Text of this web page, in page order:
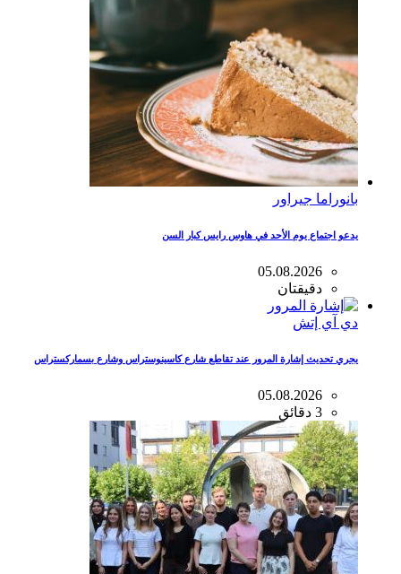
بانوراما جيراور
يدعو اجتماع يوم الأحد في هاوس رايس كبار السن
05.08.2026
دقيقتان
دي آي إتش
يجري تحديث إشارة المرور عند تقاطع شارع كاسينوستراس وشارع بسماركستراس
05.08.2026
3 دقائق